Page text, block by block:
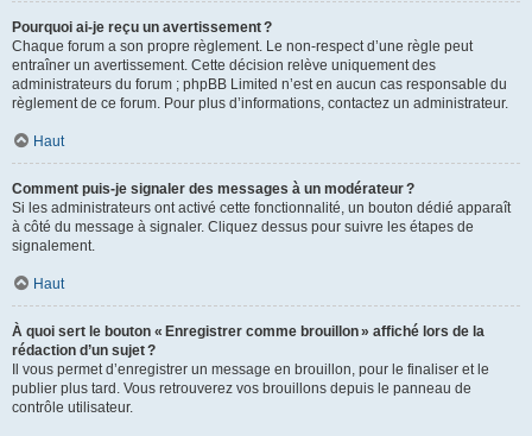
Pourquoi ai-je reçu un avertissement ?
Chaque forum a son propre règlement. Le non-respect d’une règle peut
entraîner un avertissement. Cette décision relève uniquement des
administrateurs du forum ; phpBB Limited n’est en aucun cas responsable du
règlement de ce forum. Pour plus d’informations, contactez un administrateur.
Haut
Comment puis-je signaler des messages à un modérateur ?
Si les administrateurs ont activé cette fonctionnalité, un bouton dédié apparaît
à côté du message à signaler. Cliquez dessus pour suivre les étapes de
signalement.
Haut
À quoi sert le bouton « Enregistrer comme brouillon » affiché lors de la
rédaction d’un sujet ?
Il vous permet d’enregistrer un message en brouillon, pour le finaliser et le
publier plus tard. Vous retrouverez vos brouillons depuis le panneau de
contrôle utilisateur.